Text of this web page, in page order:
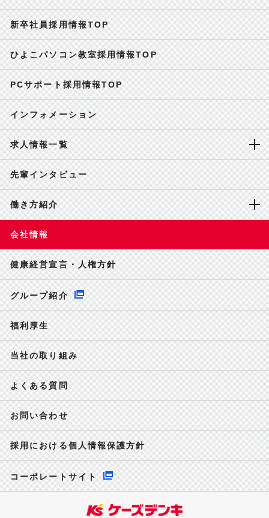
新卒社員採用情報TOP
ひよこパソコン教室採用情報TOP
PCサポート採用情報TOP
インフォメーション
求人情報一覧
先輩インタビュー
働き方紹介
会社情報
健康経営宣言・人権方針
グループ紹介
福利厚生
当社の取り組み
よくある質問
お問い合わせ
採用における個人情報保護方針
コーポレートサイト